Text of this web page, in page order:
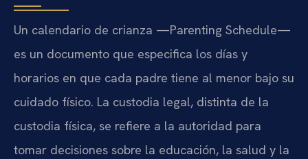
Un calendario de crianza —Parenting Schedule—
es un documento que especifica los días y
horarios en que cada padre tiene al menor bajo su
cuidado físico. La custodia legal, distinta de la
custodia física, se refiere a la autoridad para
tomar decisiones sobre la educación, la salud y la